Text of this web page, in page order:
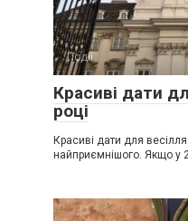
Події
Красиві дати
році
Красиві дати для
найприємнішого. Якщо у